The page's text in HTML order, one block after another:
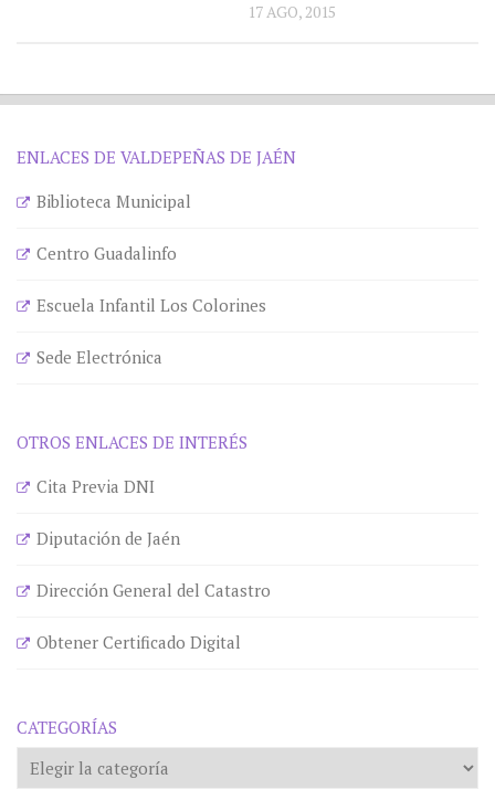
17 AGO, 2015
ENLACES DE VALDEPEÑAS DE JAÉN
Biblioteca Municipal
Centro Guadalinfo
Escuela Infantil Los Colorines
Sede Electrónica
OTROS ENLACES DE INTERÉS
Cita Previa DNI
Diputación de Jaén
Dirección General del Catastro
Obtener Certificado Digital
CATEGORÍAS
Categorías